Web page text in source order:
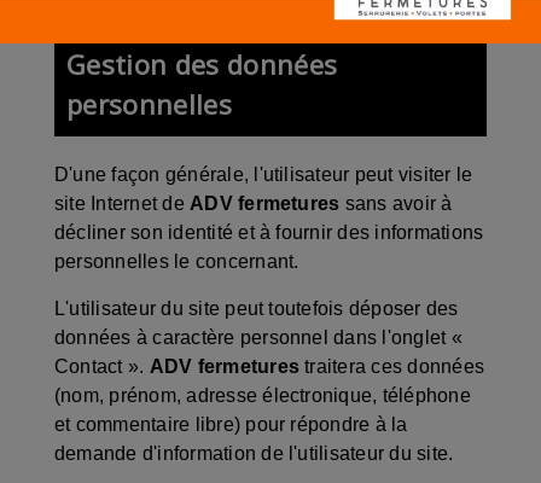
Gestion des données
personnelles
D'une façon générale, l'utilisateur peut visiter le
site Internet de ADV fermetures sans avoir à
décliner son identité et à fournir des informations
personnelles le concernant.
L'utilisateur du site peut toutefois déposer des
données à caractère personnel dans l'onglet «
Contact ». ADV fermetures traitera ces données
(nom, prénom, adresse électronique, téléphone
et commentaire libre) pour répondre à la
demande d'information de l'utilisateur du site.